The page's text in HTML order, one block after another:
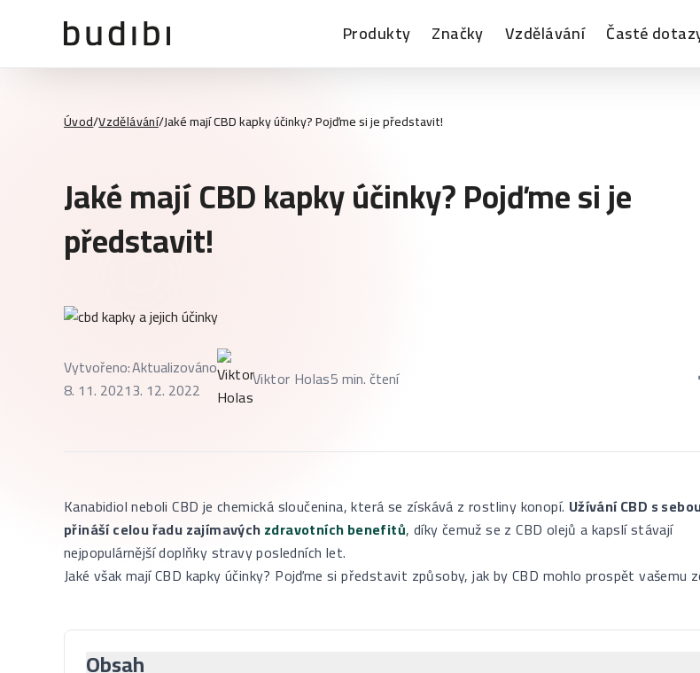
Produkty Značky Vzdělávání Časté
Úvod/Vzdělávání/Jaké mají CBD kapky účinky? Pojďme si je představit!
Jaké mají CBD kapky účinky? Pojďme si je
představit!
Vytvořeno:
8. 11. 2021
Aktualizováno
3. 12. 2022
Viktor Holas5 min. čtení
Kanabidiol neboli CBD je chemická sloučenina, která se získává z rostliny konopí. Užívání CBD s
přináší celou řadu zajímavýchzdravotních benefitů, díky čemuž se z CBD olejů a kapslí stávají
nejpopulárnější doplňky stravy posledních let.
Jaké však mají CBD kapky účinky? Pojďme si představit způsoby, jak by CBD mohlo prospět vašemu
Obsah